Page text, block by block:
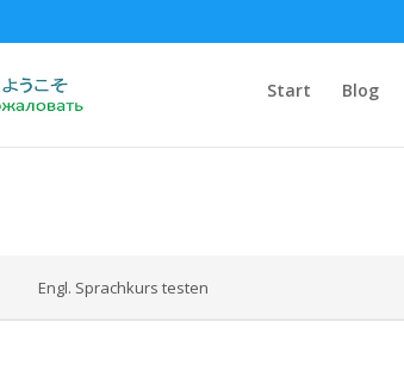
Start Blog
Engl. Sprachkurs testen